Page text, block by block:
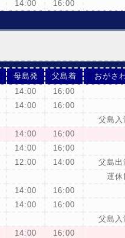
14:00 16:00
母島発 父島着
おがさ
14:00
16:00
14:00
16:00
父島入
14:00
16:00
14:00
16:00
12:00 14:00
父島出
運休
14:00
16:00
14:00
16:00
父島入
14:00 16:00